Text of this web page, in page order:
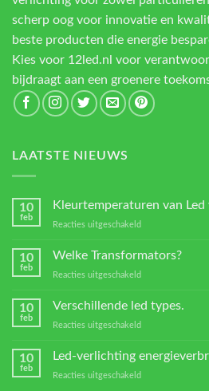
scherp oog voor innovatie en
beste producten die energie
Kies voor 12led.nl voor
bijdraagt aan een groenere
LAATSTE NIEUWS
10
feb
Kleurtemperaturen van
Reacties uitgeschakeld
verlichting
10
feb
Welke Transformators?
Reacties uitgeschakeld
Transformators?
10
feb
Verschillende led types.
Reacties uitgeschakeld
10
feb
Led-verlichting
Reacties uitgeschakeld